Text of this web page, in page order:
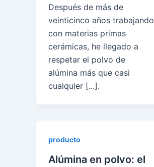
Después de más de
veinticinco años trabajando
con materias primas
cerámicas, he llegado a
respetar el polvo de
alúmina más que casi
cualquier [...].
producto
Alúmina en polvo: el